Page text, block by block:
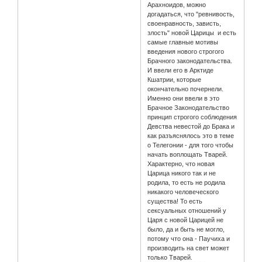
Арахноидов, можно
догадаться, что "ревнивость,
своенравность, зависть,
злость" новой Царицы и есть
самые главные мотивы
введения нового строгого
Брачного законодательства.
И ввели его в Арктиде
Кшатрии, которые
окончательно почернели.
Именно они ввели в это
Брачное Законодательство
принцип строгого соблюдения
Девства невестой до Брака и
как разъяснялось это в теме
о Телегонии - для того чтобы
начать воплощать Тварей.
Характерно, что новая
Царица никого так и не
родила, то есть не родила
никакого человеческого
существа! То есть
сексуальных отношений у
Царя с новой Царицей не
было, да и быть не могло,
потому что она - Паучиха и
производить на свет может
только Тварей.